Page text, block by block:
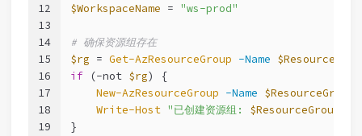
12
13
14
15
16
17
18
19
$WorkspaceName = "ws-prod"
# 确保资源组存在
$rg = Get-AzResourceGroup -Name
if (-not $rg) {
New-AzResourceGroup -Name $ResourceGroup
Write-Host "已创建资源组: $ResourceGroup
}